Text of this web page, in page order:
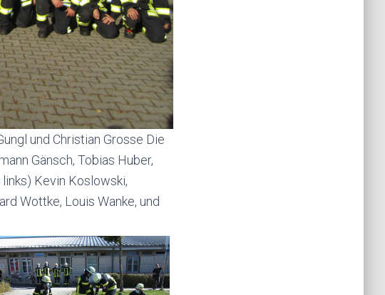
und Christian Grosse Die
Gänsch, Tobias Huber,
Kevin Koslowski,
Wottke, Louis Wanke, und